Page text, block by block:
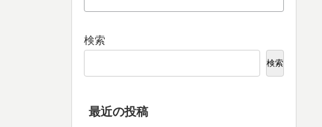
検索
検索
最近の投稿